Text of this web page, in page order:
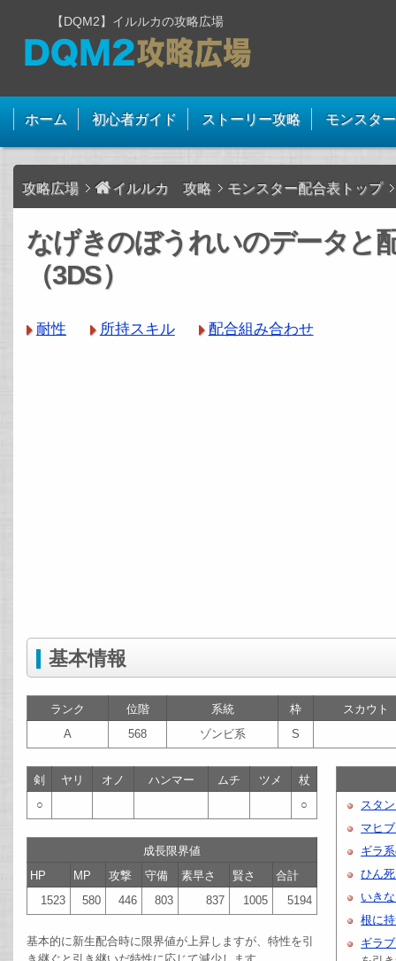
【DQM2】イルルカの攻略広場
ホーム 初心者ガイド ストーリー攻略 モンスタ
攻略広場 イルルカ 攻略 モンスター配合表トップ
なげきのぼうれいのデータ
（3DS）
耐性 所持スキル 配合組み合わせ
基本情報
ランク 位階 系統 枠
スカウト
A
568 ゾンビ系 S
剣 ヤリ オノ ハンマー ムチ ツメ
杖
○
○
成長限界値
HP
MP 攻撃 守備 素早さ 賢さ
合計
1523
580 446 803 837 1005 5194
基本的に新生配合時に限界値が上昇しますが、特性を引
スタ
マヒ
ギラ
ひん
いき
根に
ギラ